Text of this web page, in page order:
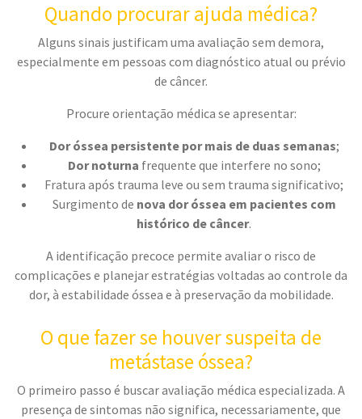
Quando procurar ajuda médica?
Alguns sinais justificam uma avaliação sem demora,
especialmente em pessoas com diagnóstico atual ou prévio
de câncer.
Procure orientação médica se apresentar:
Dor óssea persistente por mais de duas semanas;
Dor noturna frequente que interfere no sono;
Fratura após trauma leve ou sem trauma significativo;
Surgimento de nova dor óssea em pacientes com
histórico de câncer.
A identificação precoce permite avaliar o risco de
complicações e planejar estratégias voltadas ao controle da
dor, à estabilidade óssea e à preservação da mobilidade.
O que fazer se houver suspeita de
metástase óssea?
O primeiro passo é buscar avaliação médica especializada. A
presença de sintomas não significa, necessariamente, que